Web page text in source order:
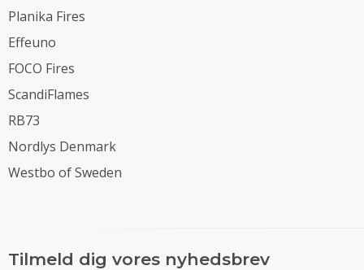
Planika Fires
Effeuno
FOCO Fires
ScandiFlames
RB73
Nordlys Denmark
Westbo of Sweden
Tilmeld dig vores nyhedsbrev